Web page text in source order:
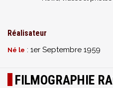
Réalisateur
Né le : 1er Septembre 1959
FILMOGRAPHIE